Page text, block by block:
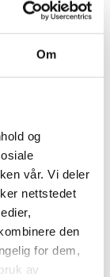
Om
og
vår. Vi deler
nettstedet
den
for dem,
av